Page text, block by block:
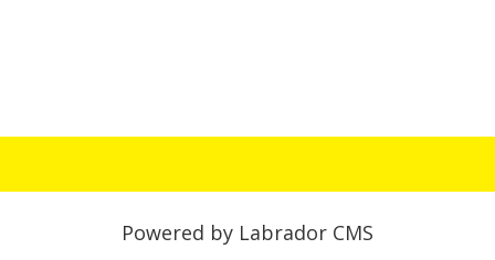
Powered by Labrador CMS